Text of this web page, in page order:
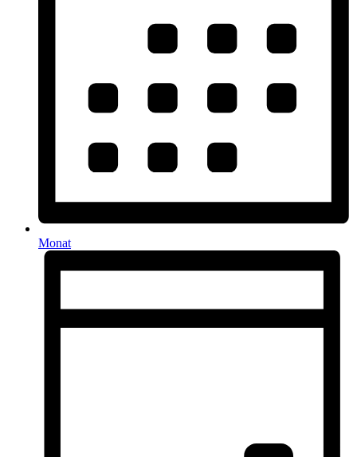
Monat